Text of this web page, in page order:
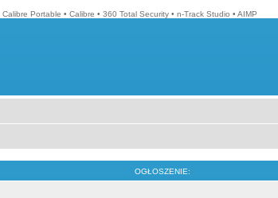
Calibre Portable • Calibre • 360 Total Security • n-Track Studio • AIMP
OGŁOSZENIE: